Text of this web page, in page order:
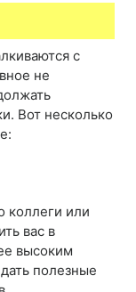
с
не
Вот несколько
коллеги или
вас в
высоким
полезные